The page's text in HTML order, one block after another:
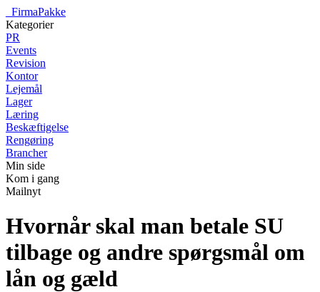
FirmaPakke
Kategorier
PR
Events
Revision
Kontor
Lejemål
Lager
Læring
Beskæftigelse
Rengøring
Brancher
Min side
Kom i gang
Mailnyt
Hvornår skal man betale SU
tilbage og andre spørgsmål om
lån og gæld